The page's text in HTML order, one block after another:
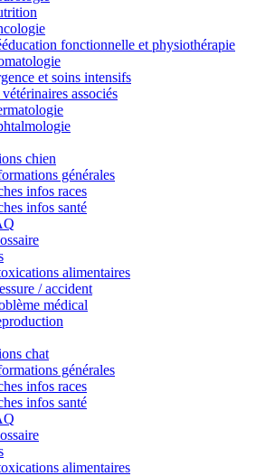
fonctionnelle et physiothérapie
et soins intensifs
associés
chien
générales
infos races
infos santé
alimentaires
/ accident
médical
chat
générales
infos races
infos santé
alimentaires